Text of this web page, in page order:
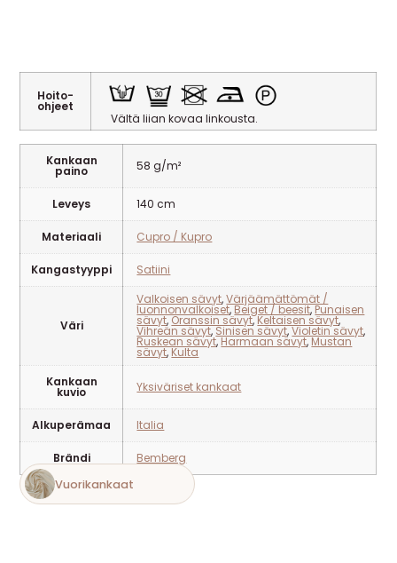
Hoito-
ohjeet
Vältä liian kovaa linkousta.
Kankaan
paino 58 g/m²
Leveys 140 cm
Materiaali Cupro / Kupro
Kangastyyppi Satiini
Väri
Valkoisen sävyt,Värjäämättömät /
luonnonvalkoiset,Beiget / beesit,Punaisen
sävyt,Oranssin sävyt,Keltaisen sävyt,
Vihreän sävyt,Sinisen sävyt,Violetin sävyt,
Ruskean sävyt,Harmaan sävyt,Mustan
sävyt,Kulta
Kankaan
kuvio Yksiväriset kankaat
Alkuperämaa Italia
Brändi
Bemberg
Vuorikankaat